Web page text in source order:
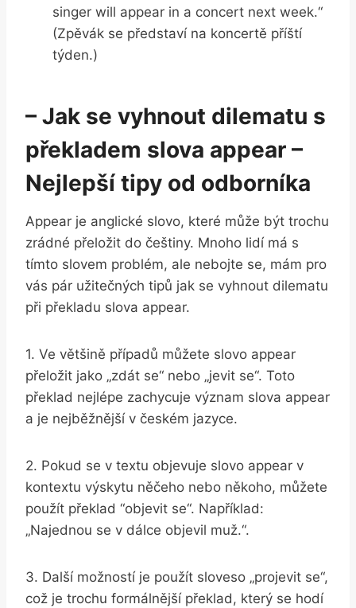
singer will appear in a concert next week.“
(Zpěvák se představí na koncertě⁤ příští ​
týden.)
– Jak se vyhnout dilematu s
překladem slova appear –
Nejlepší tipy od odborníka
Appear‌ je anglické slovo, které může ⁣být trochu
zrádné přeložit do češtiny. ​Mnoho lidí má⁢ s
tímto slovem problém, ale nebojte se, mám pro
vás pár užitečných tipů jak ⁤se vyhnout dilematu
při překladu slova appear.
1. Ve většině případů můžete slovo appear
přeložit‍ jako „zdát se“ nebo „jevit se“. Toto
‌překlad nejlépe zachycuje⁢ význam‌ slova appear
⁣a ​je nejběžnější v českém jazyce.
2.‍ Pokud se v textu objevuje slovo appear v⁣
kontextu výskytu něčeho nebo‍ někoho, můžete
použít překlad ⁢“objevit se“. Například:
„Najednou se v dálce ⁣objevil muž.“.
3. ⁢Další možností je použít sloveso „projevit ‌se“,
což je trochu formálnější překlad, který se hodí